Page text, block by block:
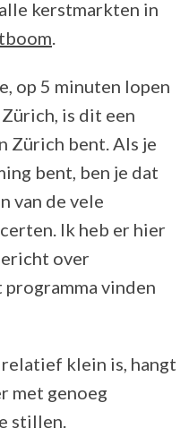
kerstmarkten in
op 5 minuten lopen
is dit een
Zürich bent. Als je
bent, ben je dat
van de vele
Ik heb er hier
over
programma vinden
klein is, hangt
met genoeg
stillen.